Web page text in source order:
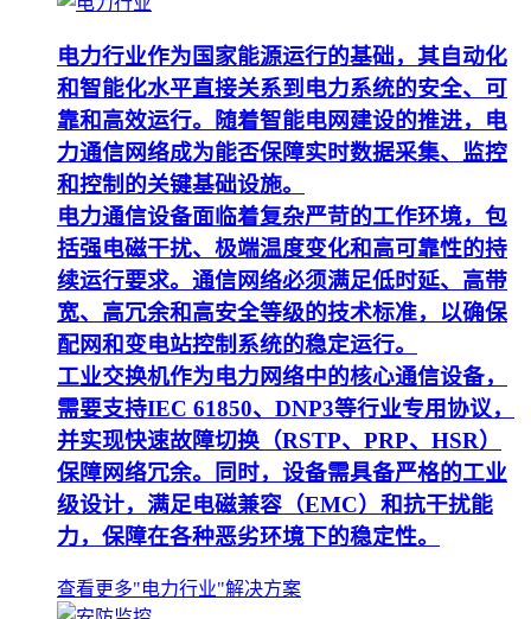
电力行业作为国家能源运行的基础，其自动化
和智能化水平直接关系到电力系统的安全、可
靠和高效运行。随着智能电网建设的推进，电
力通信网络成为能否保障实时数据采集、监控
和控制的关键基础设施。
电力通信设备面临着复杂严苛的工作环境，包
括强电磁干扰、极端温度变化和高可靠性的持
续运行要求。通信网络必须满足低时延、高带
宽、高冗余和高安全等级的技术标准，以确保
配网和变电站控制系统的稳定运行。
工业交换机作为电力网络中的核心通信设备，
需要支持IEC 61850、DNP3等行业专用协议，
并实现快速故障切换（RSTP、PRP、HSR）
保障网络冗余。同时，设备需具备严格的工业
级设计，满足电磁兼容（EMC）和抗干扰能
力，保障在各种恶劣环境下的稳定性。
查看更多"电力行业"解决方案